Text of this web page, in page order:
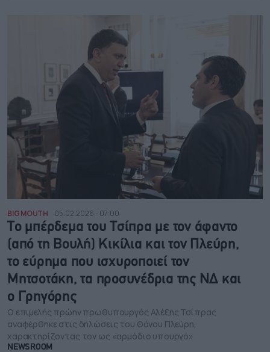
BIG MOUTH 05.02.2026 - 07:00
Το μπέρδεμα του Τσίπρα με τον άφαντο
(από τη Βουλή) Κικίλια και τον Πλεύρη,
το εύρημα που ισχυροποιεί τον
Μητσοτάκη, τα προσυνέδρια της ΝΔ και
ο Γρηγόρης
Ο επιμελής πρώην πρωθυπουργός Αλέξης Τσίπρας
αναφέρθηκε στις δηλώσεις του Θάνου Πλεύρη,
χαρακτηρίζοντας τον ως «αρμόδιο υπουργό»
NEWSROOM